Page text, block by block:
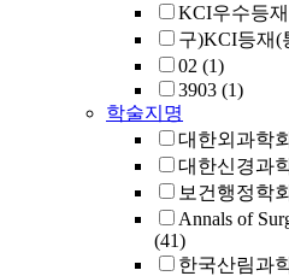
KCI우수등재
구)KCI등재(
02 (1)
3903 (1)
학술지명
대한외과학
대한신경과
보건행정학
Annals of
(41)
한국산림과